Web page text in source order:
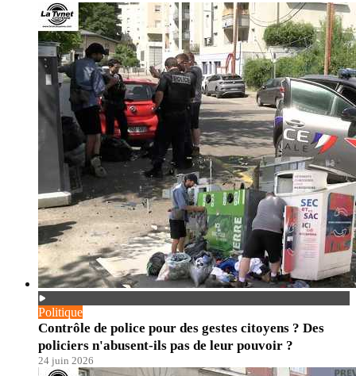
Politique
Contrôle de police pour des gestes citoyens ? Des
policiers n'abusent-ils pas de leur pouvoir ?
24 juin 2026